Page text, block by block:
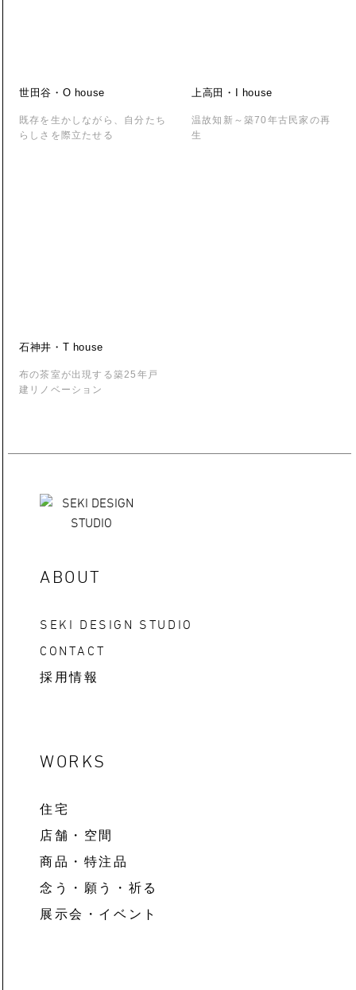
世田谷・O house
既存を生かしながら、自分たち
らしさを際立たせる
上高田・I house
温故知新～築70年古民家の再
生
石神井・T house
布の茶室が出現する築25年戸
建リノベーション
ABOUT
SEKI DESIGN STUDIO
CONTACT
採用情報
WORKS
住宅
店舗・空間
商品・特注品
念う・願う・祈る
展示会・イベント